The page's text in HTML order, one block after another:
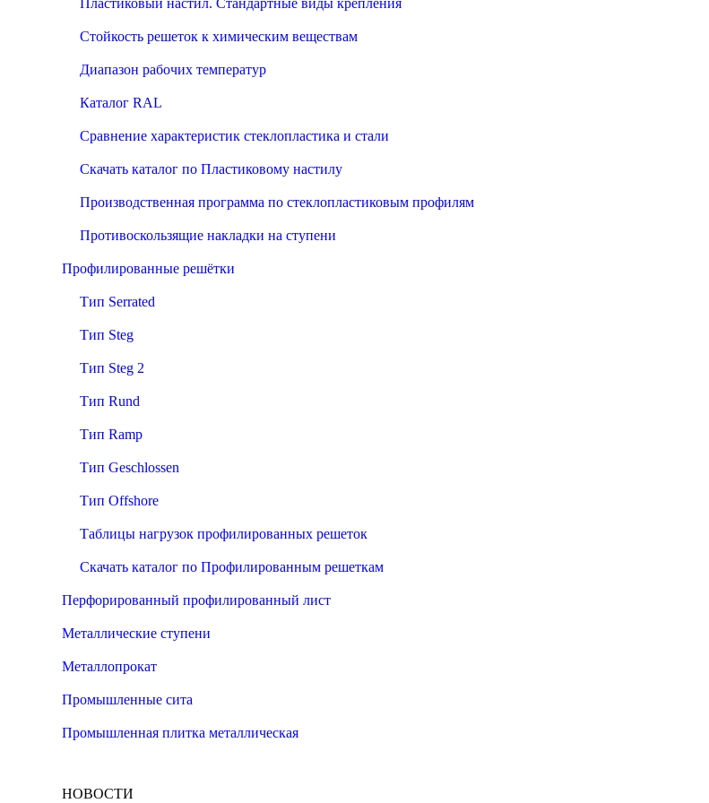
Пластиковый настил. Стандартные виды крепления
Стойкость решеток к химическим веществам
Диапазон рабочих температур
Каталог RAL
Сравнение характеристик стеклопластика и стали
Скачать каталог по Пластиковому настилу
Производственная программа по стеклопластиковым профилям
Противоскользящие накладки на ступени
Профилированные решётки
Тип Serrated
Тип Steg
Тип Steg 2
Тип Rund
Тип Ramp
Тип Geschlossen
Тип Offshore
Таблицы нагрузок профилированных решеток
Скачать каталог по Профилированным решеткам
Перфорированный профилированный лист
Металлические ступени
Металлопрокат
Промышленные сита
Промышленная плитка металлическая
НОВОСТИ